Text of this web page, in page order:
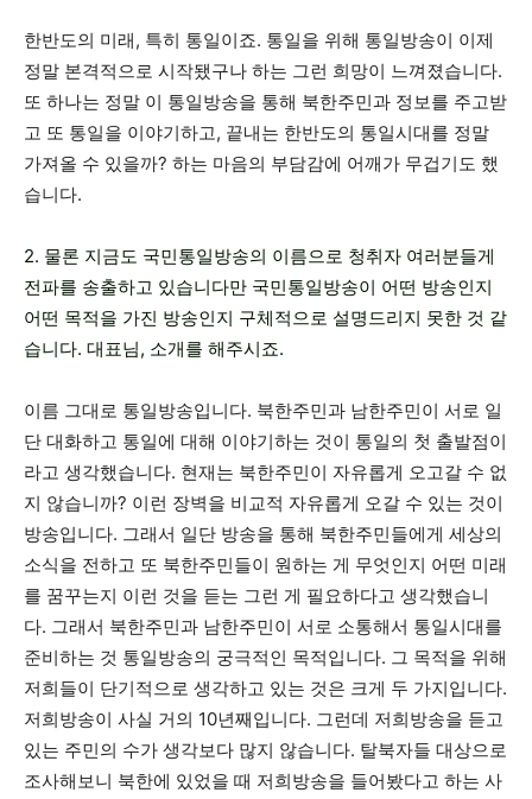
한반도의 미래, 특히 통일이죠. 통일을 위해 통일방송이 이제
정말 본격적으로 시작됐구나 하는 그런 희망이 느껴졌습니다.
또 하나는 정말 이 통일방송을 통해 북한주민과 정보를 주고받
고 또 통일을 이야기하고, 끝내는 한반도의 통일시대를 정말
가져올 수 있을까? 하는 마음의 부담감에 어깨가 무겁기도 했
습니다.
2. 물론 지금도 국민통일방송의 이름으로 청취자 여러분들게
전파를 송출하고 있습니다만 국민통일방송이 어떤 방송인지
어떤 목적을 가진 방송인지 구체적으로 설명드리지 못한 것 같
습니다. 대표님, 소개를 해주시죠.
이름 그대로 통일방송입니다. 북한주민과 남한주민이 서로 일
단 대화하고 통일에 대해 이야기하는 것이 통일의 첫 출발점이
라고 생각했습니다. 현재는 북한주민이 자유롭게 오고갈 수 없
지 않습니까? 이런 장벽을 비교적 자유롭게 오갈 수 있는 것이
방송입니다. 그래서 일단 방송을 통해 북한주민들에게 세상의
소식을 전하고 또 북한주민들이 원하는 게 무엇인지 어떤 미래
를 꿈꾸는지 이런 것을 듣는 그런 게 필요하다고 생각했습니
다. 그래서 북한주민과 남한주민이 서로 소통해서 통일시대를
준비하는 것 통일방송의 궁극적인 목적입니다. 그 목적을 위해
저희들이 단기적으로 생각하고 있는 것은 크게 두 가지입니다.
저희방송이 사실 거의 10년째입니다. 그런데 저희방송을 듣고
있는 주민의 수가 생각보다 많지 않습니다. 탈북자들 대상으로
조사해보니 북한에 있었을 때 저희방송을 들어봤다고 하는 사